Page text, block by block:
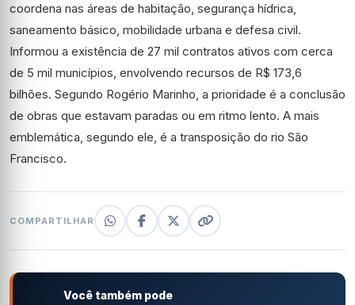
coordena nas áreas de habitação, segurança hídrica,
saneamento básico, mobilidade urbana e defesa civil.
Informou a existência de 27 mil contratos ativos com cerca
de 5 mil municípios, envolvendo recursos de R$ 173,6
bilhões. Segundo Rogério Marinho, a prioridade é a conclusão
de obras que estavam paradas ou em ritmo lento. A mais
emblemática, segundo ele, é a transposição do rio São
Francisco.
COMPARTILHAR
Você também pode